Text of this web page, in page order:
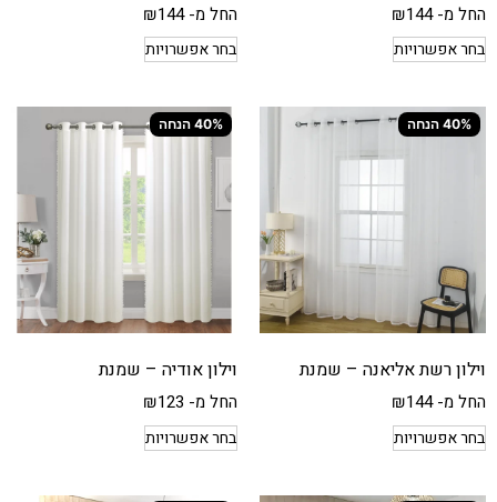
החל מ- ₪144
בחר אפשרויות
החל מ- ₪144
בחר אפשרויות
40% הנחה
וילון רשת אליאנה – שמנת
החל מ- ₪144
בחר אפשרויות
40% הנחה
וילון אודיה – שמנת
החל מ- ₪123
בחר אפשרויות